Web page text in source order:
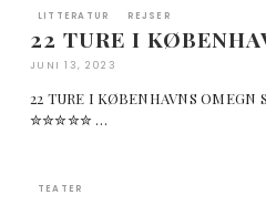
LITTERATUR REJSER
22 TURE I
JUNI 13, 2023
22 TURE I KØBENHAVNS
✮✮✮✮✮ …
TEATER